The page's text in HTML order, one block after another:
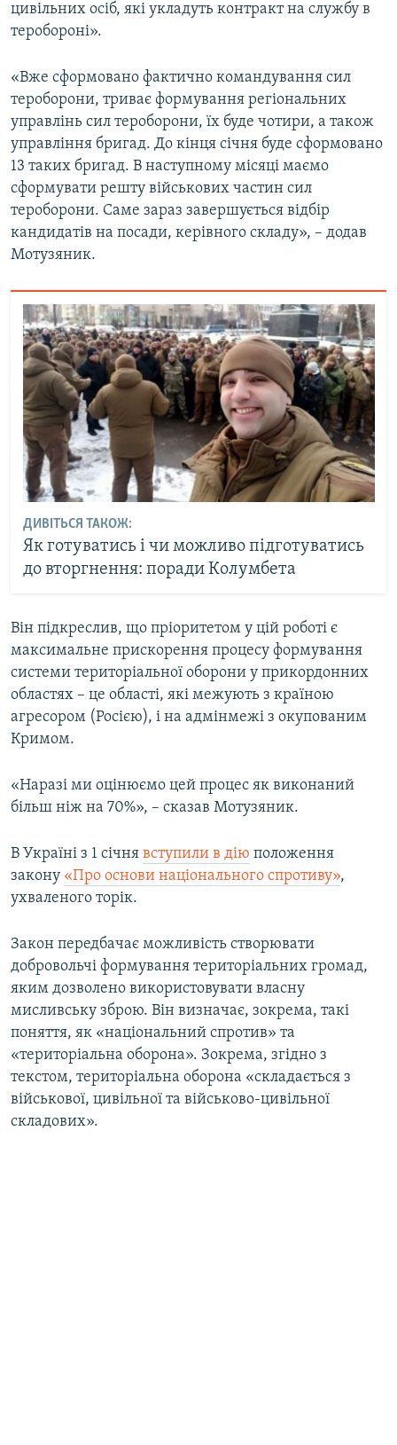
цивільних осіб, які укладуть контракт на службу в
теробороні».
«Вже сформовано фактично командування сил
тероборони, триває формування регіональних
управлінь сил тероборони, їх буде чотири, а також
управління бригад. До кінця січня буде сформовано
13 таких бригад. В наступному місяці маємо
сформувати решту військових частин сил
тероборони. Саме зараз завершується відбір
кандидатів на посади, керівного складу», – додав
Мотузяник.
ДИВІТЬСЯ ТАКОЖ:
Як готуватись і чи можливо підготуватись
до вторгнення: поради Колумбета
Він підкреслив, що пріоритетом у цій роботі є
максимальне прискорення процесу формування
системи територіальної оборони у прикордонних
областях – це області, які межують з країною
агресором (Росією), і на адмінмежі з окупованим
Кримом.
«Наразі ми оцінюємо цей процес як виконаний
більш ніж на 70%», – сказав Мотузяник.
В Україні з 1 січня вступили в дію положення
закону «Про основи національного спротиву»,
ухваленого торік.
Закон передбачає можливість створювати
добровольчі формування територіальних громад,
яким дозволено використовувати власну
мисливську зброю. Він визначає, зокрема, такі
поняття, як «національний спротив» та
«територіальна оборона». Зокрема, згідно з
текстом, територіальна оборона «складається з
військової, цивільної та військово-цивільної
складових».